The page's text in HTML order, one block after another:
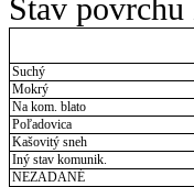
Stav
Suchý
Mokrý
Na kom. blato
Poľadovica
Kašovitý sneh
Iný stav komunik.
NEZADANÉ